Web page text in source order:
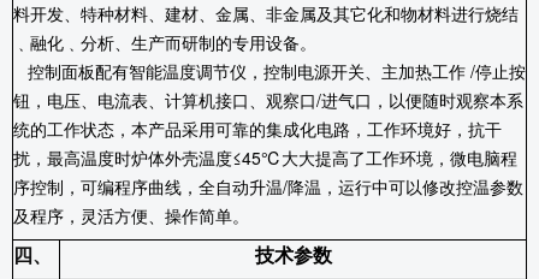
料开发、特种材料、建材、金属、非金属及其它化和物材料进行烧结
﹑融化﹑分析、生产而研制的专用设备。
控制面板配有智能温度调节仪，控制电源开关、主加热工作 /停止按
钮，电压、电流表、计算机接口、观察口/进气口，以便随时观察本系
统的工作状态，本产品采用可靠的集成化电路，工作环境好，抗干
扰，最高温度时炉体外壳温度≤45℃大大提高了工作环境，微电脑程
序控制，可编程序曲线，全自动升温/降温，运行中可以修改控温参数
及程序，灵活方便、操作简单。
四、
技术参数